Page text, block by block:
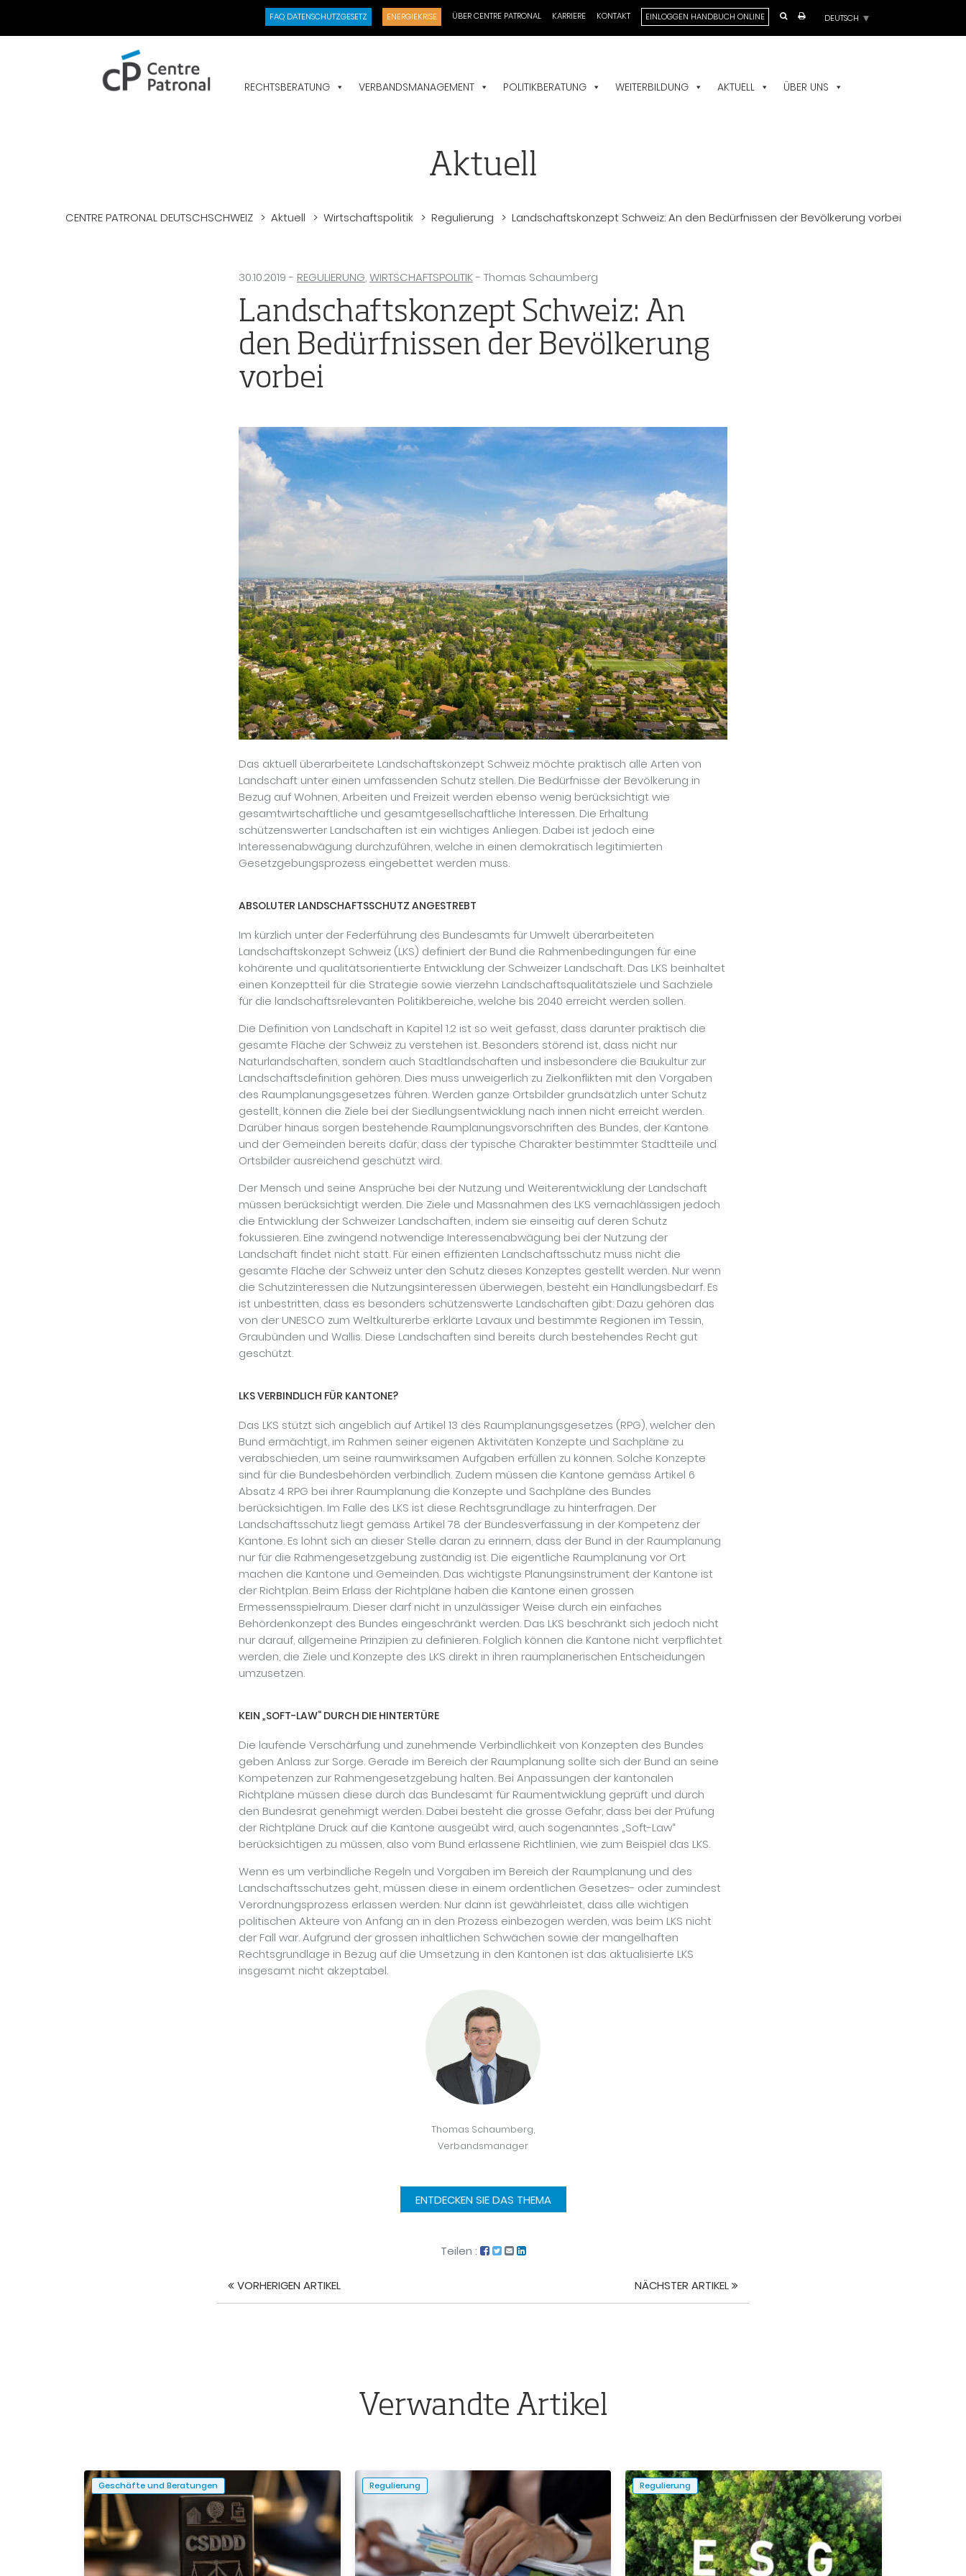
Choose
FAQ DATENSCHUTZGESETZ ENERGIEKRISE ÜBER CENTRE PATRONAL KARRIERE KONTAKT EINLOGGEN HANDBUCH ONLINE
CENTRE
PATRONAL
RECHTSBERATUNG VERBANDSMANAGEMENT POLITIKBERATUNG WEITERBILDUNG AKTUELL ÜBER UNS
Aktuell
CENTRE PATRONAL DEUTSCHSCHWEIZ Aktuell Wirtschaftspolitik Regulierung Landschaftskonzept Schweiz: An den Bedürfnissen der Bevölkerung vorbei
30.10.2019- REGULIERUNG,WIRTSCHAFTSPOLITIK- Thomas Schaumberg
Landschaftskonzept Schweiz: An
den Bedürfnissen der Bevölkerung
vorbei
Das aktuell überarbeitete Landschaftskonzept Schweiz möchte praktisch alle Arten von
Landschaft unter einen umfassenden Schutz stellen. Die Bedürfnisse der Bevölkerung in
Bezug auf Wohnen, Arbeiten und Freizeit werden ebenso wenig berücksichtigt wie
gesamtwirtschaftliche und gesamtgesellschaftliche Interessen. Die Erhaltung
schützenswerter Landschaften ist ein wichtiges Anliegen. Dabei ist jedoch eine
Interessenabwägung durchzuführen, welche in einen demokratisch legitimierten
Gesetzgebungsprozess eingebettet werden muss.
ABSOLUTER LANDSCHAFTSSCHUTZ ANGESTREBT
Im kürzlich unter der Federführung des Bundesamts für Umwelt überarbeiteten
Landschaftskonzept Schweiz (LKS) definiert der Bund die Rahmenbedingungen für eine
kohärente und qualitätsorientierte Entwicklung der Schweizer Landschaft. Das LKS beinhaltet
einen Konzeptteil für die Strategie sowie vierzehn Landschaftsqualitätsziele und Sachziele
für die landschaftsrelevanten Politikbereiche, welche bis 2040 erreicht werden sollen.
Die Definition von Landschaft in Kapitel 1.2 ist so weit gefasst, dass darunter praktisch die
gesamte Fläche der Schweiz zu verstehen ist. Besonders störend ist, dass nicht nur
Naturlandschaften, sondern auch Stadtlandschaften und insbesondere die Baukultur zur
Landschaftsdefinition gehören. Dies muss unweigerlich zu Zielkonflikten mit den Vorgaben
des Raumplanungsgesetzes führen. Werden ganze Ortsbilder grundsätzlich unter Schutz
gestellt, können die Ziele bei der Siedlungsentwicklung nach innen nicht erreicht werden.
Darüber hinaus sorgen bestehende Raumplanungsvorschriften des Bundes, der Kantone
und der Gemeinden bereits dafür, dass der typische Charakter bestimmter Stadtteile und
Ortsbilder ausreichend geschützt wird.
Der Mensch und seine Ansprüche bei der Nutzung und Weiterentwicklung der Landschaft
müssen berücksichtigt werden. Die Ziele und Massnahmen des LKS vernachlässigen jedoch
die Entwicklung der Schweizer Landschaften, indem sie einseitig auf deren Schutz
fokussieren. Eine zwingend notwendige Interessenabwägung bei der Nutzung der
Landschaft findet nicht statt. Für einen effizienten Landschaftsschutz muss nicht die
gesamte Fläche der Schweiz unter den Schutz dieses Konzeptes gestellt werden. Nur wenn
die Schutzinteressen die Nutzungsinteressen überwiegen, besteht ein Handlungsbedarf. Es
ist unbestritten, dass es besonders schützenswerte Landschaften gibt: Dazu gehören das
von der UNESCO zum Weltkulturerbe erklärte Lavaux und bestimmte Regionen im Tessin,
Graubünden und Wallis. Diese Landschaften sind bereits durch bestehendes Recht gut
geschützt.
LKS VERBINDLICH FÜR KANTONE?
Das LKS stützt sich angeblich auf Artikel 13 des Raumplanungsgesetzes (RPG), welcher den
Bund ermächtigt, im Rahmen seiner eigenen Aktivitäten Konzepte und Sachpläne zu
verabschieden, um seine raumwirksamen Aufgaben erfüllen zu können. Solche Konzepte
sind für die Bundesbehörden verbindlich. Zudem müssen die Kantone gemäss Artikel 6
Absatz 4 RPG bei ihrer Raumplanung die Konzepte und Sachpläne des Bundes
berücksichtigen. Im Falle des LKS ist diese Rechtsgrundlage zu hinterfragen. Der
Landschaftsschutz liegt gemäss Artikel 78 der Bundesverfassung in der Kompetenz der
Kantone. Es lohnt sich an dieser Stelle daran zu erinnern, dass der Bund in der Raumplanung
nur für die Rahmengesetzgebung zuständig ist. Die eigentliche Raumplanung vor Ort
machen die Kantone und Gemeinden. Das wichtigste Planungsinstrument der Kantone ist
der Richtplan. Beim Erlass der Richtpläne haben die Kantone einen grossen
Ermessensspielraum. Dieser darf nicht in unzulässiger Weise durch ein einfaches
Behördenkonzept des Bundes eingeschränkt werden. Das LKS beschränkt sich jedoch nicht
nur darauf, allgemeine Prinzipien zu definieren. Folglich können die Kantone nicht verpflichtet
werden, die Ziele und Konzepte des LKS direkt in ihren raumplanerischen Entscheidungen
umzusetzen.
KEIN „SOFT-LAW“ DURCH DIE HINTERTÜRE
Die laufende Verschärfung und zunehmende Verbindlichkeit von Konzepten des Bundes
geben Anlass zur Sorge. Gerade im Bereich der Raumplanung sollte sich der Bund an seine
Kompetenzen zur Rahmengesetzgebung halten. Bei Anpassungen der kantonalen
Richtpläne müssen diese durch das Bundesamt für Raumentwicklung geprüft und durch
den Bundesrat genehmigt werden. Dabei besteht die grosse Gefahr, dass bei der Prüfung
der Richtpläne Druck auf die Kantone ausgeübt wird, auch sogenanntes „Soft-Law“
berücksichtigen zu müssen, also vom Bund erlassene Richtlinien, wie zum Beispiel das LKS.
Wenn es um verbindliche Regeln und Vorgaben im Bereich der Raumplanung und des
Landschaftsschutzes geht, müssen diese in einem ordentlichen Gesetzes- oder zumindest
Verordnungsprozess erlassen werden. Nur dann ist gewährleistet, dass alle wichtigen
politischen Akteure von Anfang an in den Prozess einbezogen werden, was beim LKS nicht
der Fall war. Aufgrund der grossen inhaltlichen Schwächen sowie der mangelhaften
Rechtsgrundlage in Bezug auf die Umsetzung in den Kantonen ist das aktualisierte LKS
insgesamt nicht akzeptabel.
Thomas Schaumberg,
Verbandsmanager
ENTDECKEN SIE DAS THEMA
Teilen :
Artikel
VORHERIGEN ARTIKEL NÄCHSTER ARTIKEL
Verwandte Artikel
Geschäfte und Beratungen Regulierung Regulierung